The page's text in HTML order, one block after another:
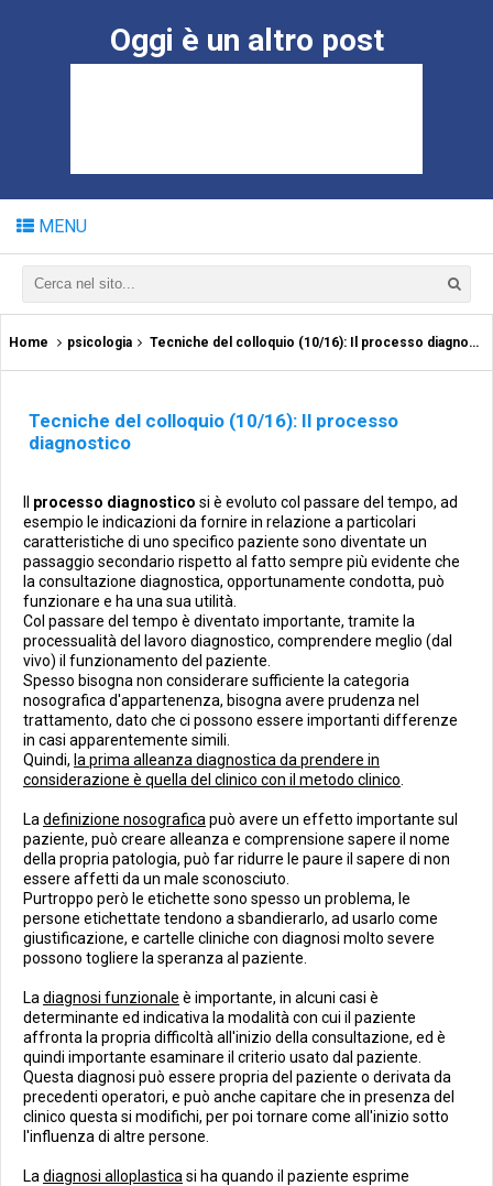
Oggi è un altro post
MENU
Home psicologia Tecniche del colloquio (10/16): Il processo diagnostico
Tecniche del colloquio (10/16): Il processo
diagnostico
processo diagnostico si è evoluto col passare del tempo, ad
esempio le indicazioni da fornire in relazione a particolari
caratteristiche di uno specifico paziente sono diventate un
passaggio secondario rispetto al fatto sempre più evidente che
la consultazione diagnostica, opportunamente condotta, può
funzionare e ha una sua utilità.
Col passare del tempo è diventato importante, tramite la
processualità del lavoro diagnostico, comprendere meglio (dal
vivo) il funzionamento del paziente.
Spesso bisogna non considerare sufficiente la categoria
nosografica d'appartenenza, bisogna avere prudenza nel
trattamento, dato che ci possono essere importanti differenze
in casi apparentemente simili.
Quindi, la prima alleanza diagnostica da prendere in
considerazione è quella del clinico con il metodo clinico
La definizione nosografica può avere un effetto importante sul
paziente, può creare alleanza e comprensione sapere il nome
della propria patologia, può far ridurre le paure il sapere di non
essere affetti da un male sconosciuto.
Purtroppo però le etichette sono spesso un problema, le
persone etichettate tendono a sbandierarlo, ad usarlo come
giustificazione, e cartelle cliniche con diagnosi molto severe
possono togliere la speranza al paziente.
La diagnosi funzionale è importante, in alcuni casi è
determinante ed indicativa la modalità con cui il paziente
affronta la propria difficoltà all'inizio della consultazione, ed è
quindi importante esaminare il criterio usato dal paziente.
Questa diagnosi può essere propria del paziente o derivata da
precedenti operatori, e può anche capitare che in presenza del
clinico questa si modifichi, per poi tornare come all'inizio sotto
l'influenza di altre persone.
La diagnosi alloplastica si ha quando il paziente esprime